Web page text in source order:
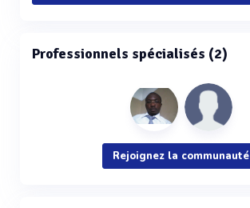
Professionnels spécialisés (2)
Rejoignez la communauté